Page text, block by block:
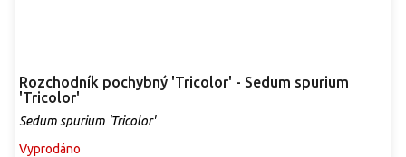
Rozchodník pochybný 'Tricolor' - Sedum spurium
'Tricolor'
Sedum spurium 'Tricolor'
Vyprodáno